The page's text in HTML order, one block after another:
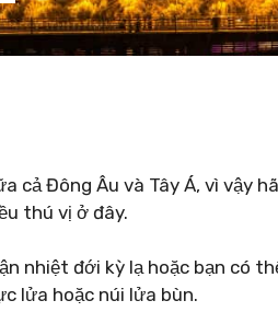
cả Đông Âu và Tây Á, vì vậy
thú vị ở đây.
nhiệt đới kỳ lạ hoặc bạn có
lửa hoặc núi lửa bùn.